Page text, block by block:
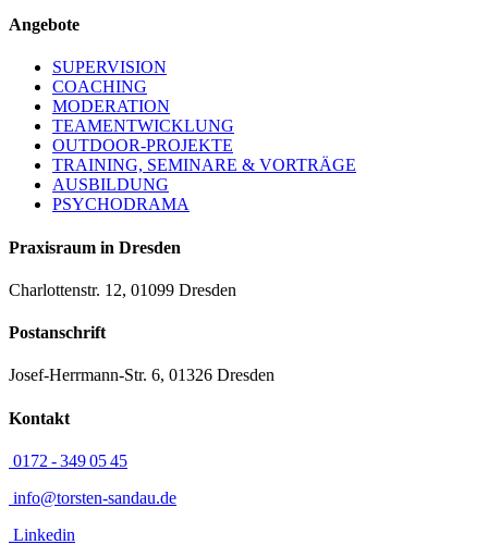
Angebote
SUPERVISION
COACHING
MODERATION
TEAMENTWICKLUNG
OUTDOOR-PROJEKTE
TRAINING, SEMINARE & VORTRÄGE
AUSBILDUNG
PSYCHODRAMA
Praxisraum in Dresden
Charlottenstr. 12, 01099 Dresden
Postanschrift
Josef-Herrmann-Str. 6, 01326 Dresden
Kontakt
0172 - 349 05 45
info@torsten-sandau.de
Linkedin